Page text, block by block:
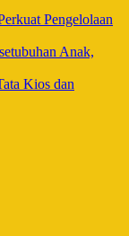
Pengelolaan
Anak,
Kios dan